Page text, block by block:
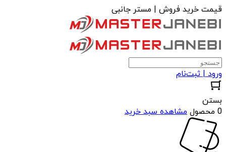
قیمت خرید فروش | مستر جانبی
ورود | ثبت‌نام
بستن
0 محصول
مشاهده سبد خرید